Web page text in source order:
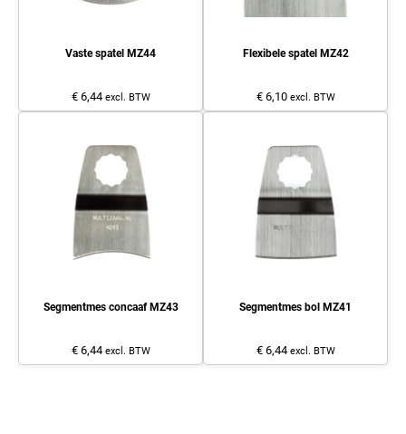
Vaste spatel MZ44
€ 6,44 excl. BTW
Flexibele spatel MZ42
€ 6,10 excl. BTW
Segmentmes concaaf MZ43
€ 6,44 excl. BTW
Segmentmes bol MZ41
€ 6,44 excl. BTW